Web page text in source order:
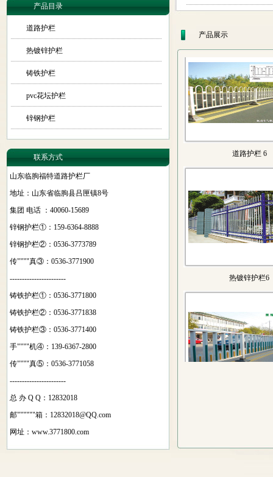
产品目录
道路护栏
热镀锌护栏
铸铁护栏
pvc花坛护栏
锌钢护栏
联系方式
山东临朐福特道路护栏厂
地址：山东省临朐县吕匣镇8号
集团 电话 ：40060-15689
锌钢护栏①：159-6364-8888
锌钢护栏②：0536-3773789
传""""真③：0536-3771900
-----------------------
铸铁护栏①：0536-3771800
铸铁护栏②：0536-3771838
铸铁护栏③：0536-3771400
手""""机④：139-6367-2800
传""""真⑤：0536-3771058
-----------------------
总 办 Q Q：12832018
邮""""""箱： 12832018@QQ.com
网址：www.3771800.com
产品展示
道路护栏 6
热镀锌护栏6
道路护栏 3